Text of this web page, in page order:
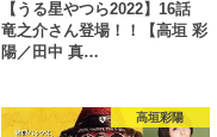
【うる星やつら2022】16話
竜之介さん登場！！【高垣 彩
陽／田中 真…
高垣彩陽